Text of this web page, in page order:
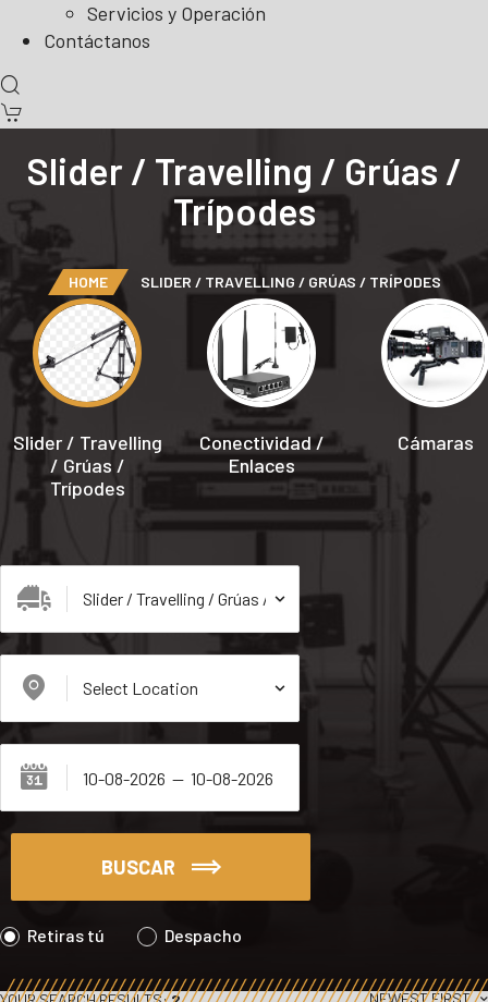
Servicios y Operación
Contáctanos
Slider / Travelling / Grúas /
Trípodes
HOME SLIDER / TRAVELLING / GRÚAS / TRÍPODES
Slider / Travelling
/ Grúas /
Trípodes
Conectividad /
Enlaces
Cámaras
BUSCAR
Retiras tú Despacho
NEWEST FIRST